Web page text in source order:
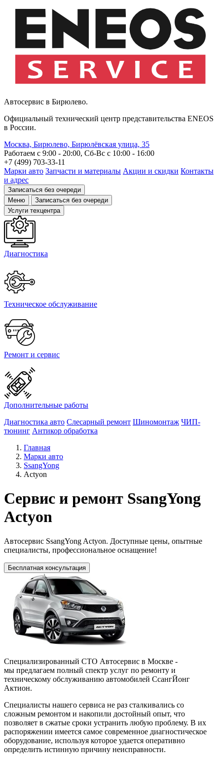
Автосервис в Бирюлево.
Официальный технический центр представительства ENEOS
в России.
Москва, Бирюлево, Бирюлёвская улица, 35
Работаем с 9:00 - 20:00, Сб-Вс c 10:00 - 16:00
+7 (499) 703-33-11
Марки авто Запчасти и материалы Акции и скидки Контакты
и адрес
Записаться без очереди
Меню
Записаться без очереди
Услуги техцентра
Диагностика
Техническое обслуживание
Ремонт и сервис
Дополнительные работы
Диагностика авто Слесарный ремонт Шиномонтаж ЧИП-
тюнинг Антикор обработка
Главная
Марки авто
SsangYong
Actyon
Сервис и ремонт SsangYong
Actyon
Автосервис SsangYong Actyon. Доступные цены, опытные
специалисты, профессиональное оснащение!
Бесплатная консультация
Специализированный СТО Автосервис в Москве -
мы предлагаем полный спектр услуг по ремонту и
техническому обслуживанию автомобилей СсангЙонг
Актион.
Специалисты нашего сервиса не раз сталкивались со
сложным ремонтом и накопили достойный опыт, что
позволяет в сжатые сроки устранить любую проблему. В их
распоряжении имеется самое современное диагностическое
оборудование, используя которое удается оперативно
определить истинную причину неисправности.